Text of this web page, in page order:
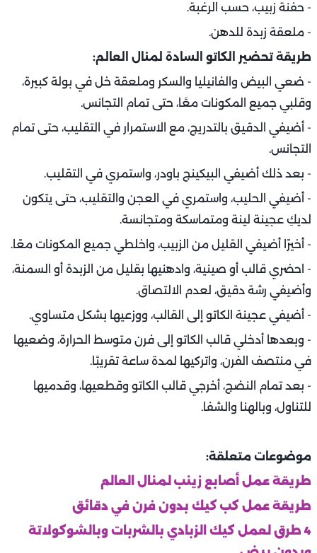
- حفنة زبيب، حسب الرغبة.
- ملعقة زبدة للدهن.
طريقة تحضير الكاتو السادة لمنال العالم:
- ضعي البيض والفانيليا والسكر وملعقة خل في بولة كبيرة،
وقلبي جميع المكونات معًا، حتى تمام التجانس.
- أضيفي الدقيق بالتدريج، مع الاستمرار في التقليب، حتى تمام
التجانس.
- بعد ذلك أضيفي البيكينج باودر، واستمري في التقليب.
- أضيفي الحليب، واستمري في العجن والتقليب، حتى يتكون
لديكِ عجينة لينة ومتماسكة ومتجانسة.
- أخيرًا أضيفي القليل من الزبيب، واخلطي جميع المكونات معًا.
- احضري قالب أو صينية، وادهنيها بقليل من الزبدة أو السمنة،
وأضيفي رشة دقيق، لعدم الالتصاق.
- أضيفي عجينة الكاتو إلى القالب، ووزعيها بشكل متساوي.
- وبعدها أدخلي قالب الكاتو إلى فرن متوسط الحرارة، وضعيها
في منتصف الفرن، واتركيها لمدة ساعة تقريبًا.
- بعد تمام النضج، أخرجي قالب الكاتو وقطعيها، وقدميها
للتناول، وبالهنا والشفا.
موضوعات متعلقة:
طريقة عمل أصابع زينب لمنال العالم
طريقة عمل كب كيك بدون فرن في دقائق
4 طرق لعمل كيك الزبادي بالشربات وبالشوكولاتة